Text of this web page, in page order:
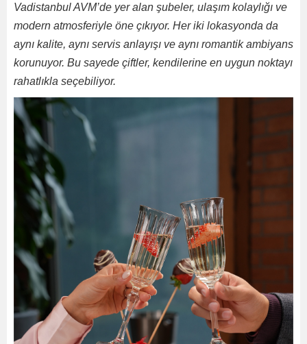
Vadistanbul AVM’de yer alan şubeler, ulaşım kolaylığı ve
modern atmosferiyle öne çıkıyor. Her iki lokasyonda da
aynı kalite, aynı servis anlayışı ve aynı romantik ambiyans
korunuyor. Bu sayede çiftler, kendilerine en uygun noktayı
rahatlıkla seçebiliyor.